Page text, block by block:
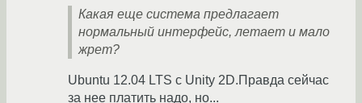
Какая еще система предлагает
нормальный интерфейс, летает и мало
жрет?
Ubuntu 12.04 LTS с Unity 2D.Правда сейчас
за нее платить надо, но...